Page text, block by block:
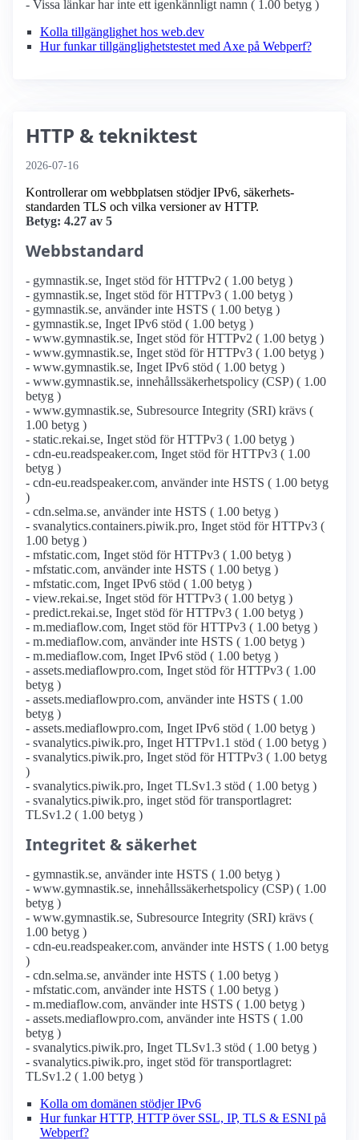
- Vissa länkar har inte ett igenkännligt namn ( 1.00 betyg )
Kolla tillgänglighet hos web.dev
Hur funkar tillgänglighetstestet med Axe på Webperf?
HTTP & tekniktest
2026-07-16
Kontrollerar om webbplatsen stödjer IPv6, säkerhets­
standarden TLS och vilka versioner av HTTP.
Betyg: 4.27 av 5
Webbstandard
- gymnastik.se, Inget stöd för HTTPv2 ( 1.00 betyg )
- gymnastik.se, Inget stöd för HTTPv3 ( 1.00 betyg )
- gymnastik.se, använder inte HSTS ( 1.00 betyg )
- gymnastik.se, Inget IPv6 stöd ( 1.00 betyg )
- www.gymnastik.se, Inget stöd för HTTPv2 ( 1.00 betyg )
- www.gymnastik.se, Inget stöd för HTTPv3 ( 1.00 betyg )
- www.gymnastik.se, Inget IPv6 stöd ( 1.00 betyg )
- www.gymnastik.se, innehållssäkerhetspolicy (CSP) ( 1.00
betyg )
- www.gymnastik.se, Subresource Integrity (SRI) krävs (
1.00 betyg )
- static.rekai.se, Inget stöd för HTTPv3 ( 1.00 betyg )
- cdn-eu.readspeaker.com, Inget stöd för HTTPv3 ( 1.00
betyg )
- cdn-eu.readspeaker.com, använder inte HSTS ( 1.00 betyg
)
- cdn.selma.se, använder inte HSTS ( 1.00 betyg )
- svanalytics.containers.piwik.pro, Inget stöd för HTTPv3 (
1.00 betyg )
- mfstatic.com, Inget stöd för HTTPv3 ( 1.00 betyg )
- mfstatic.com, använder inte HSTS ( 1.00 betyg )
- mfstatic.com, Inget IPv6 stöd ( 1.00 betyg )
- view.rekai.se, Inget stöd för HTTPv3 ( 1.00 betyg )
- predict.rekai.se, Inget stöd för HTTPv3 ( 1.00 betyg )
- m.mediaflow.com, Inget stöd för HTTPv3 ( 1.00 betyg )
- m.mediaflow.com, använder inte HSTS ( 1.00 betyg )
- m.mediaflow.com, Inget IPv6 stöd ( 1.00 betyg )
- assets.mediaflowpro.com, Inget stöd för HTTPv3 ( 1.00
betyg )
- assets.mediaflowpro.com, använder inte HSTS ( 1.00
betyg )
- assets.mediaflowpro.com, Inget IPv6 stöd ( 1.00 betyg )
- svanalytics.piwik.pro, Inget HTTPv1.1 stöd ( 1.00 betyg )
- svanalytics.piwik.pro, Inget stöd för HTTPv3 ( 1.00 betyg
)
- svanalytics.piwik.pro, Inget TLSv1.3 stöd ( 1.00 betyg )
- svanalytics.piwik.pro, inget stöd för transportlagret:
TLSv1.2 ( 1.00 betyg )
Integritet & säkerhet
- gymnastik.se, använder inte HSTS ( 1.00 betyg )
- www.gymnastik.se, innehållssäkerhetspolicy (CSP) ( 1.00
betyg )
- www.gymnastik.se, Subresource Integrity (SRI) krävs (
1.00 betyg )
- cdn-eu.readspeaker.com, använder inte HSTS ( 1.00 betyg
)
- cdn.selma.se, använder inte HSTS ( 1.00 betyg )
- mfstatic.com, använder inte HSTS ( 1.00 betyg )
- m.mediaflow.com, använder inte HSTS ( 1.00 betyg )
- assets.mediaflowpro.com, använder inte HSTS ( 1.00
betyg )
- svanalytics.piwik.pro, Inget TLSv1.3 stöd ( 1.00 betyg )
- svanalytics.piwik.pro, inget stöd för transportlagret:
TLSv1.2 ( 1.00 betyg )
Kolla om domänen stödjer IPv6
Hur funkar HTTP, HTTP över SSL, IP, TLS & ESNI på
Webperf?